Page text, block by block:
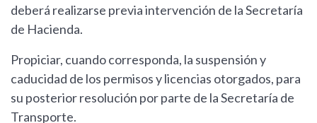
deberá realizarse previa intervención de la Secretaría
de Hacienda.
Propiciar, cuando corresponda, la suspensión y
caducidad de los permisos y licencias otorgados, para
su posterior resolución por parte de la Secretaría de
Transporte.